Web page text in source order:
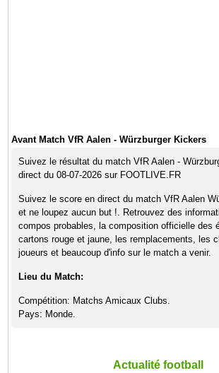
Avant Match VfR Aalen - Würzburger Kickers
Suivez le résultat du match VfR Aalen -
direct du 08-07-2026 sur FOOTLIVE.FR
Suivez le score en direct du match VfR Aalen
et ne loupez aucun but !. Retrouvez des
compos probables, la composition officielle des
cartons rouge et jaune, les remplacements, les
joueurs et beaucoup d'info sur le match a venir.
Lieu du Match:
Compétition: Matchs Amicaux Clubs.
Pays: Monde.
Actualité football